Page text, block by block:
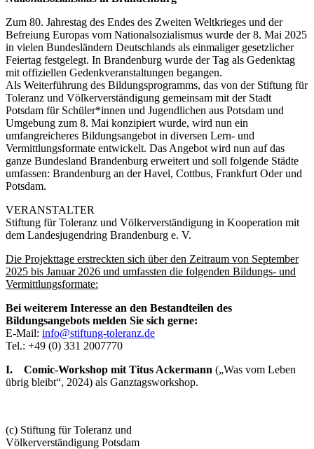
Zum 80. Jahrestag des Endes des Zweiten Weltkrieges und der
Befreiung Europas vom Nationalsozialismus wurde der 8. Mai 2025
in vielen Bundesländern Deutschlands als einmaliger gesetzlicher
Feiertag festgelegt. In Brandenburg wurde der Tag als Gedenktag
mit offiziellen Gedenkveranstaltungen begangen.
Als Weiterführung des Bildungsprogramms, das von der Stiftung für
Toleranz und Völkerverständigung gemeinsam mit der Stadt
Potsdam für Schüler*innen und Jugendlichen aus Potsdam und
Umgebung zum 8. Mai konzipiert wurde, wird nun ein
umfangreicheres Bildungsangebot in diversen Lern- und
Vermittlungsformate entwickelt. Das Angebot wird nun auf das
ganze Bundesland Brandenburg erweitert und soll folgende Städte
umfassen: Brandenburg an der Havel, Cottbus, Frankfurt Oder und
Potsdam.
VERANSTALTER
Stiftung für Toleranz und Völkerverständigung in Kooperation mit
dem Landesjugendring Brandenburg e. V.
Die Projekttage erstreckten sich über den Zeitraum von September
2025 bis Januar 2026 und umfassten die folgenden Bildungs- und
Vermittlungsformate:
Bei weiterem Interesse an den Bestandteilen des
Bildungsangebots melden Sie sich gerne:
E-Mail: info@stiftung-toleranz.de
Tel.: +49 (0) 331 2007770
I.
Comic-Workshop mit Titus Ackermann („Was vom Leben
übrig bleibt“, 2024) als Ganztagsworkshop.
(c) Stiftung für Toleranz und
Völkerverständigung Potsdam